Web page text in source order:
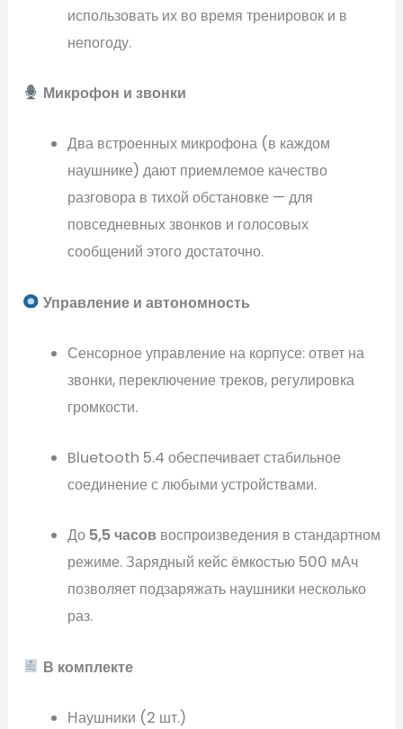
использовать их во время тренировок и в
непогоду.
Микрофон и звонки
Два встроенных микрофона (в каждом
наушнике) дают приемлемое качество
разговора в тихой обстановке — для
повседневных звонков и голосовых
сообщений этого достаточно.
Управление и автономность
Сенсорное управление на корпусе: ответ на
звонки, переключение треков, регулировка
громкости.
Bluetooth 5.4 обеспечивает стабильное
соединение с любыми устройствами.
До 5,5 часов воспроизведения в стандартном
режиме. Зарядный кейс ёмкостью 500 мАч
позволяет подзаряжать наушники несколько
раз.
В комплекте
Наушники (2 шт.)